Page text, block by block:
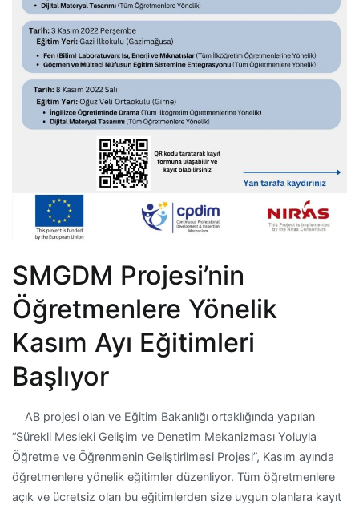
SMGDM Projesi’nin
Öğretmenlere Yönelik
Kasım Ayı Eğitimleri
Başlıyor
AB projesi olan ve Eğitim Bakanlığı ortaklığında yapılan
“Sürekli Mesleki Gelişim ve Denetim Mekanizması Yoluyla
Öğretme ve Öğrenmenin Geliştirilmesi Projesi”, Kasım ayında
öğretmenlere yönelik eğitimler düzenliyor. Tüm öğretmenlere
açık ve ücretsiz olan bu eğitimlerden size uygun olanlara kayıt